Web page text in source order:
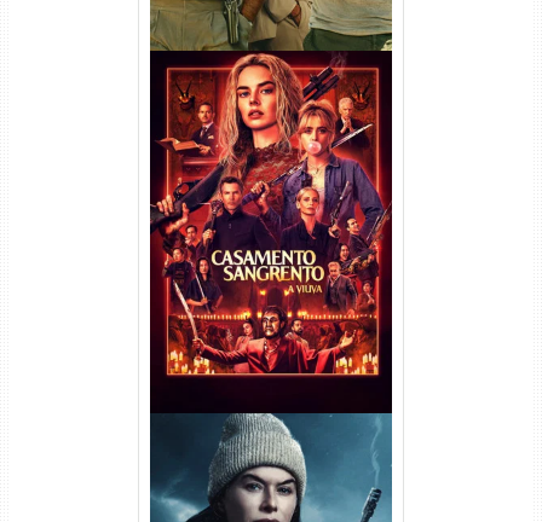
Casamento Sangrento: A
Viúva Torrent (2026) WEB-DL
720p/1080p/4K Dual Áudio